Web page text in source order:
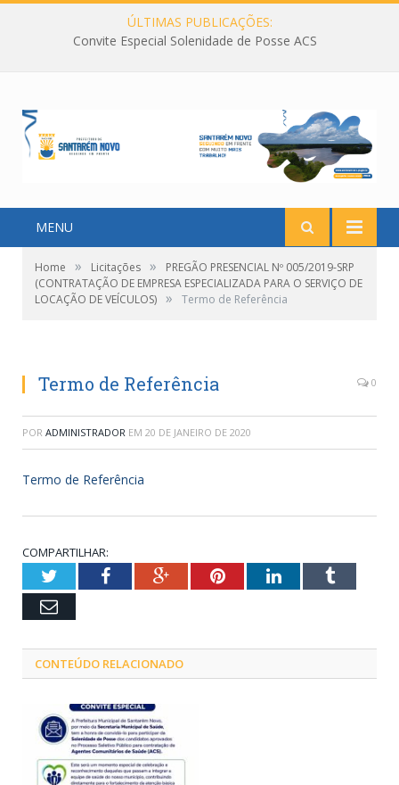
ÚLTIMAS PUBLICAÇÕES:
Convite Especial Solenidade de Posse ACS
MENU
Home » Licitações »
PREGÃO PRESENCIAL Nº 005/2019-SRP
(CONTRATAÇÃO DE EMPRESA ESPECIALIZADA PARA O SERVIÇO DE
LOCAÇÃO DE VEÍCULOS) » Termo de Referência
Termo de Referência 0
POR ADMINISTRADOR EM 20 DE JANEIRO DE 2020
Termo de Referência
COMPARTILHAR:
TwitterFacebookGoogle+PinterestLinkedInTumblr
Email
CONTEÚDO RELACIONADO